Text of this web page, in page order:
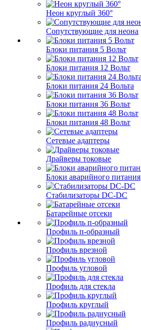
Неон круглый 360°
Сопутствующие для неона
Блоки питания 5 Вольт
Блоки питания 12 Вольт
Блоки питания 24 Вольта
Блоки питания 36 Вольт
Блоки питания 48 Вольт
Сетевые адаптеры
Драйверы токовые
Блоки аварийного питания
Стабилизаторы DC-DC
Батарейные отсеки
Профиль п-образный
Профиль врезной
Профиль угловой
Профиль для стекла
Профиль круглый
Профиль радиусный